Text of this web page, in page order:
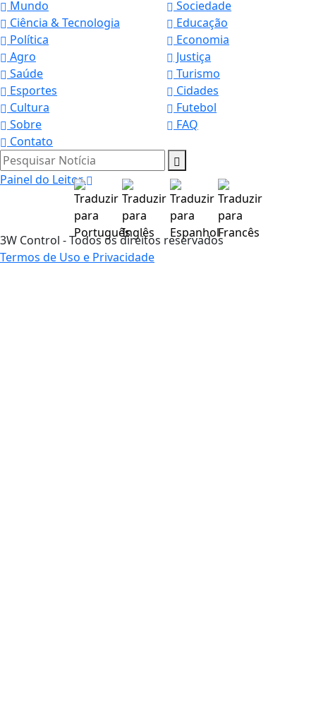
Mundo
Sociedade
Ciência & Tecnologia
Educação
Política
Economia
Agro
Justiça
Saúde
Turismo
Esportes
Cidades
Cultura
Futebol
Sobre
FAQ
Contato
Pesquisar Notícia
Painel do Leitor
3W Control - Todos os direitos reservados
Termos de Uso e Privacidade